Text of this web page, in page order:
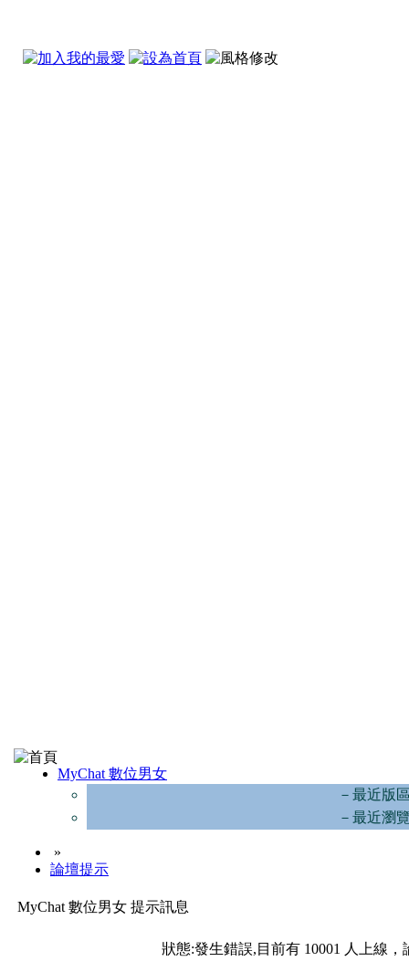
MyChat 數位男女
－最近版
－最近瀏
»
論壇提示
MyChat 數位男女 提示訊息
狀態:發生錯誤,目前有 10001 人上線